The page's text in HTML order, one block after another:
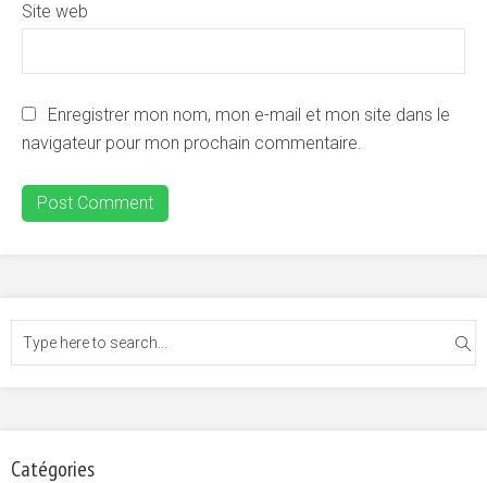
Site web
Enregistrer mon nom, mon e-mail et mon site dans le
navigateur pour mon prochain commentaire.
Catégories